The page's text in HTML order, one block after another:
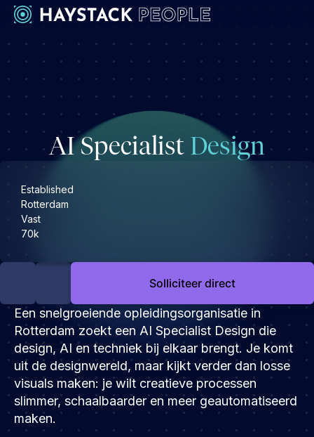
Werkgevers
Engineering & leadership
Executive search
Operations & HR
Product
Kandidaten
Development
Engineering & leadership
Executive search
Marketing
Product
Sales
AI Specialist Design
Established
Rotterdam
Vast
70k
Solliciteer direct
Een snelgroeiende opleidingsorganisatie in
Rotterdam zoekt een AI Specialist Design die
design, AI en techniek bij elkaar brengt. Je komt
uit de designwereld, maar kijkt verder dan losse
visuals maken: je wilt creatieve processen
slimmer, schaalbaarder en meer geautomatiseerd
maken.